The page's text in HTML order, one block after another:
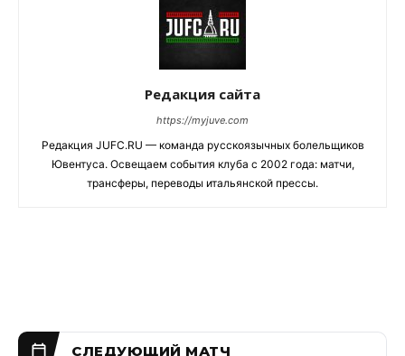
Редакция сайта
https://myjuve.com
Редакция JUFC.RU — команда русскоязычных болельщиков
Ювентуса. Освещаем события клуба с 2002 года: матчи,
трансферы, переводы итальянской прессы.